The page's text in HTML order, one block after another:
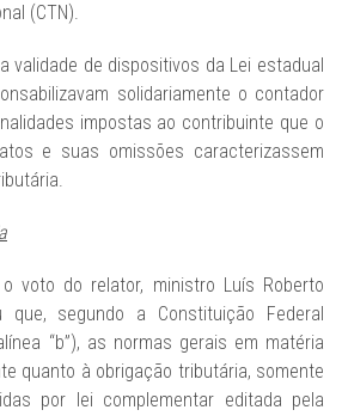
(CTN).
validade de dispositivos da Lei estadual
solidariamente o contador
impostas ao contribuinte que o
e suas omissões caracterizassem
voto do relator, ministro Luís Roberto
que, segundo a Constituição Federal
“b”), as normas gerais em matéria
quanto à obrigação tributária, somente
por lei complementar editada pela